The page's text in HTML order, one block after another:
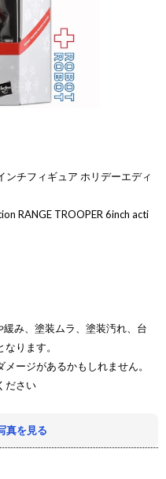
ンチフィギュア ホリデーエディ
RANGE TROOPER 6inch acti
み、塗装ムラ、塗装汚れ、台
ります。
ージがあるかもしれません。
ださい
真を見る